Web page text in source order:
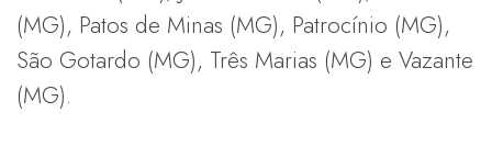
(MG), Patos de Minas (MG), Patrocínio (MG),
São Gotardo (MG), Três Marias (MG) e Vazante
(MG).